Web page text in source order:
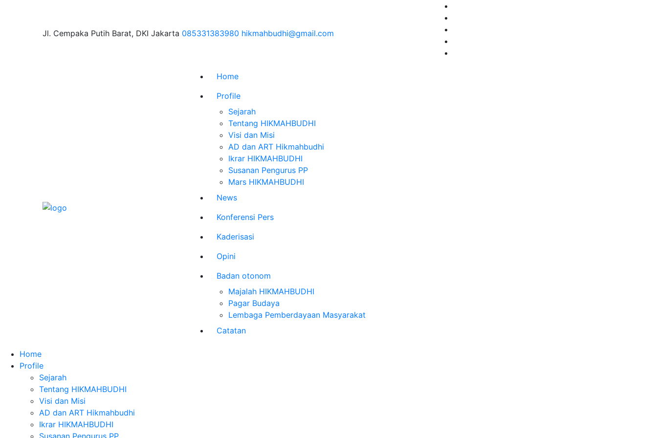
Jl. Cempaka Putih Barat, DKI Jakarta 085331383980 hikmahbudhi@gmail.com
Home
Profile
Sejarah
Tentang HIKMAHBUDHI
Visi dan Misi
AD dan ART Hikmahbudhi
Ikrar HIKMAHBUDHI
Susanan Pengurus PP
Mars HIKMAHBUDHI
News
Konferensi Pers
Kaderisasi
Opini
Badan otonom
Majalah HIKMAHBUDHI
Pagar Budaya
Lembaga Pemberdayaan Masyarakat
Catatan
Home
Profile
Sejarah
Tentang HIKMAHBUDHI
Visi dan Misi
AD dan ART Hikmahbudhi
Ikrar HIKMAHBUDHI
Susanan Pengurus PP